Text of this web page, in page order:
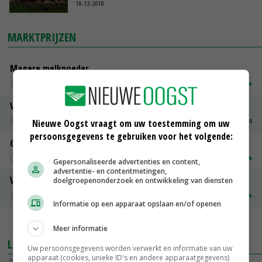
10-12-2018
MARKTPRIJZEN
Magere melkpoeder
Zuivel NL
€ 269,00
Vleeskuikens 2001-2600 gr
Barneveld
€ 1,09~ € 1,11
Gerst
Groningen
€ 197,00
Volle melkpoeder
Zuivel NL
LAATSTE NIEUWS
Nieuwe Oogst vraagt om uw toestemming om uw
persoonsgegevens te gebruiken voor het volgende:
Gepersonaliseerde advertenties en content,
advertentie- en contentmetingen,
doelgroepenonderzoek en ontwikkeling van diensten
Informatie op een apparaat opslaan en/of openen
Meer informatie
Uw persoonsgegevens worden verwerkt en informatie van uw
apparaat (cookies, unieke ID's en andere apparaatgegevens)